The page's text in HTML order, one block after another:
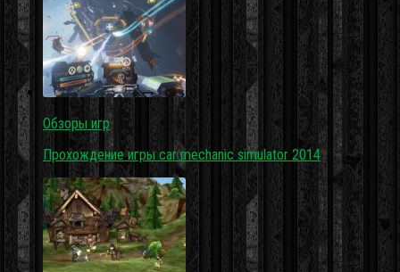
Обзоры игр
Прохождение игры car mechanic simulator 2014